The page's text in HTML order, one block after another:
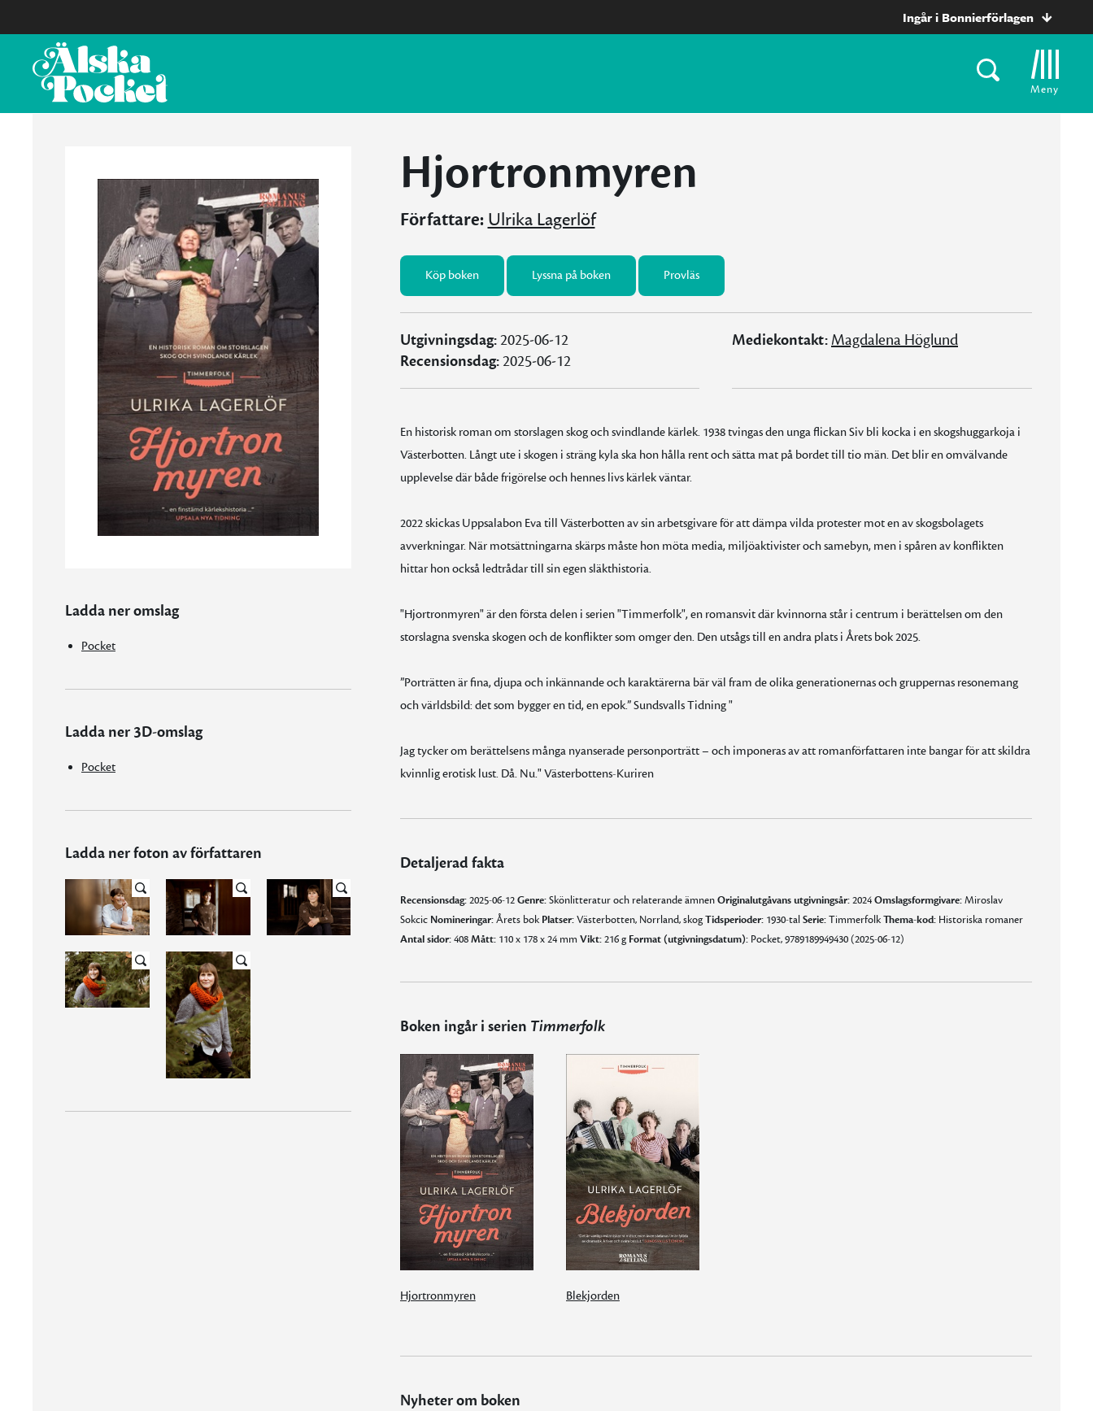
Ingår i Bonnierförlagen
Meny
Ladda ner omslag
Pocket
Ladda ner 3D-omslag
Pocket
Ladda ner foton av författaren
Hjortronmyren
Författare: Ulrika Lagerlöf
Köp boken Lyssna på boken Provläs
Utgivningsdag:2025-06-12
Recensionsdag:2025-06-12
Mediekontakt:Magdalena Höglund
En historisk roman om storslagen skog och svindlande kärlek. 1938 tvingas den unga flickan Siv bli kocka i en skogshuggarkoja i
Västerbotten. Långt ute i skogen i sträng kyla ska hon hålla rent och sätta mat på bordet till tio män. Det blir en omvälvande
upplevelse där både frigörelse och hennes livs kärlek väntar.
2022 skickas Uppsalabon Eva till Västerbotten av sin arbetsgivare för att dämpa vilda protester mot en av skogsbolagets
avverkningar. När motsättningarna skärps måste hon möta media, miljöaktivister och samebyn, men i spåren av konflikten
hittar hon också ledtrådar till sin egen släkthistoria.
"Hjortronmyren" är den första delen i serien "Timmerfolk", en romansvit där kvinnorna står i centrum i berättelsen om den
storslagna svenska skogen och de konflikter som omger den. Den utsågs till en andra plats i Årets bok 2025.
”Porträtten är fina, djupa och inkännande och karaktärerna bär väl fram de olika generationernas och gruppernas resonemang
och världsbild: det som bygger en tid, en epok.” Sundsvalls Tidning "
Jag tycker om berättelsens många nyanserade personporträtt – och imponeras av att romanförfattaren inte bangar för att skildra
kvinnlig erotisk lust. Då. Nu." Västerbottens-Kuriren
Detaljerad fakta
Recensionsdag:2025-06-12Genre:Skönlitteratur och relaterande ämnenOriginalutgåvans utgivningsår:2024Omslagsformgivare:Miroslav
Sokcic Nomineringar:Årets bok Platser:Västerbotten, Norrland, skogTidsperioder:1930-tal Serie:TimmerfolkThema-kod:Historiska romaner
Antal sidor:408Mått:110 x 178 x 24 mmVikt:216 g Format (utgivningsdatum):Pocket, 9789189949430 (2025-06-12)
Boken ingår i serien Timmerfolk
Hjortronmyren Blekjorden
Nyheter om boken